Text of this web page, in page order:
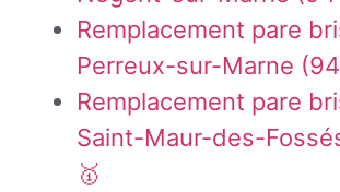
Remplacement pare
Perreux-sur-Marne
Remplacement pare
Saint-Maur-des-
🥇